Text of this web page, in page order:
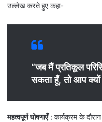
उल्लेख करते हुए कहा-
“जब मैं प्रतिकूल
सकता हूँ, तो आप क्यों
महत्वपूर्ण घोषणाएँ: कार्यक्रम के